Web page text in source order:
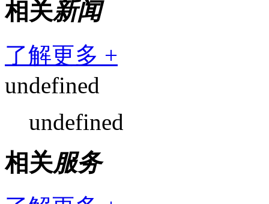
相关新闻
了解更多 +
undefined
undefined
相关服务